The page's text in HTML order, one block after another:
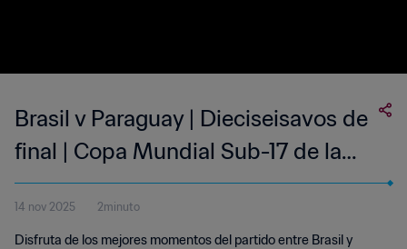
Brasil v Paraguay | Dieciseisavos de
final | Copa Mundial Sub-17 de la
FIFA Catar 2025™ | Resumen
14 nov 2025 2minuto
Disfruta de los mejores momentos del partido entre Brasil y